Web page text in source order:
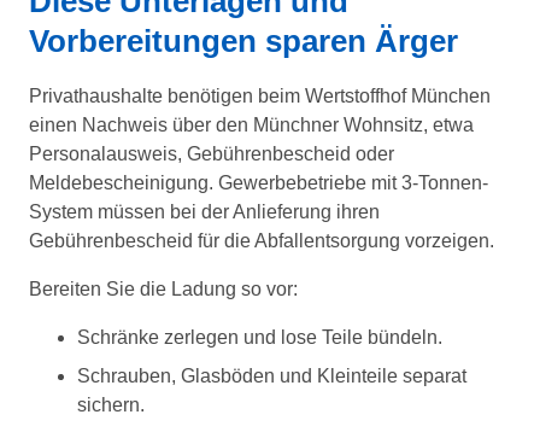
Vorbereitungen sparen Ärger
Privathaushalte benötigen beim Wertstoffhof München
einen Nachweis über den Münchner Wohnsitz, etwa
Personalausweis, Gebührenbescheid oder
Meldebescheinigung. Gewerbebetriebe mit 3-Tonnen-
System müssen bei der Anlieferung ihren
Gebührenbescheid für die Abfallentsorgung vorzeigen.
Bereiten Sie die Ladung so vor:
Schränke zerlegen und lose Teile bündeln.
Schrauben, Glasböden und Kleinteile separat
sichern.